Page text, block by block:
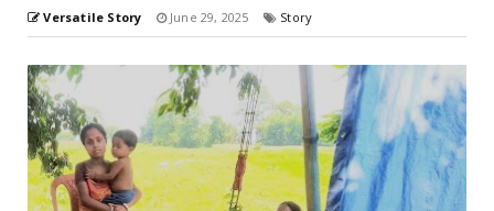
Versatile Story June 29, 2025 Story